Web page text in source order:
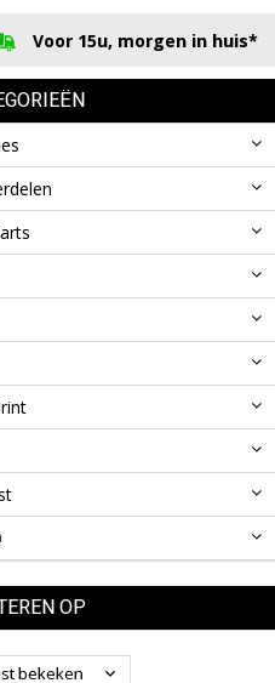
Voor 15u, morgen in huis*
OP